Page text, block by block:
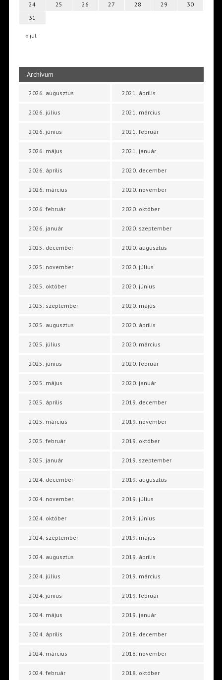
« júl
24
25 26 27 28 29
30
31
Archívum
2026. augusztus
2026. július
2026. június
2026. május
2026. április
2026. március
2026. február
2026. január
2025. december
2025. november
2025. október
2025. szeptember
2025. augusztus
2025. július
2025. június
2025. május
2025. április
2025. március
2025. február
2025. január
2024. december
2024. november
2024. október
2024. szeptember
2024. augusztus
2024. július
2024. június
2024. május
2024. április
2024. március
2024. február
2021. április
2021. március
2021. február
2021. január
2020. december
2020. november
2020. október
2020. szeptember
2020. augusztus
2020. július
2020. június
2020. május
2020. április
2020. március
2020. február
2020. január
2019. december
2019. november
2019. október
2019. szeptember
2019. augusztus
2019. július
2019. június
2019. május
2019. április
2019. március
2019. február
2019. január
2018. december
2018. november
2018. október